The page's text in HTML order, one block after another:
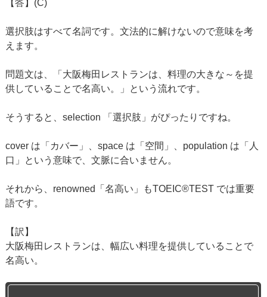
【答】(C)
選択肢はすべて名詞です。文法的に解けないので意味を考
えます。
問題文は、「大阪梅田レストランは、料理の大きな～を提
供していることで名高い。」という流れです。
そうすると、selection 「選択肢」がぴったりですね。
cover は「カバー」、space は「空間」、population は「人
口」という意味で、文脈に合いません。
それから、renowned「名高い」もTOEIC®TEST では重要
語です。
【訳】
大阪梅田レストランは、幅広い料理を提供していることで
名高い。